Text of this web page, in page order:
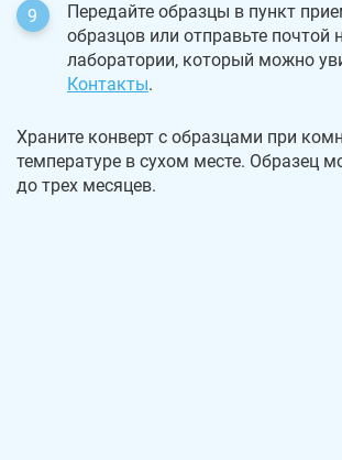
Передайте образцы в пункт
образцов или отправьте почтой
лаборатории, который можно
Контакты.
Храните конверт с образцами при
температуре в сухом месте. Образец
до трех месяцев.